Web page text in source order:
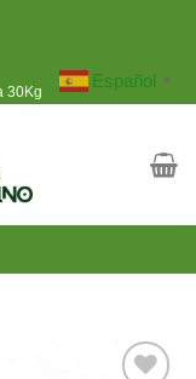
30Kg
Español ▼